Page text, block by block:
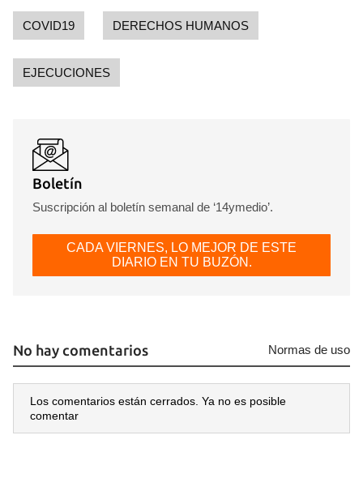
COVID19 DERECHOS HUMANOS
EJECUCIONES
Boletín
Suscripción al boletín semanal de ‘14ymedio’.
CADA VIERNES, LO MEJOR DE ESTE
DIARIO EN TU BUZÓN.
No hay comentarios Normas de uso
Los comentarios están cerrados. Ya no es posible
comentar